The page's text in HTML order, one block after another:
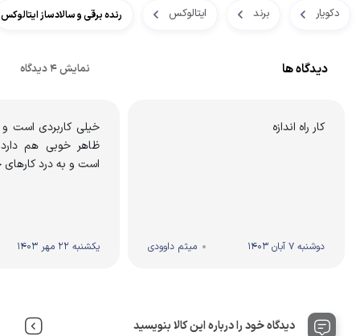
دکویار برند ایتالوکس رنده برقی و سالادساز ایتالوکس
دیدگاه ها نمایش 4 دیدگاه
کار راه اندازه
دوشنبه 7 آبان 1403 میثم داوودی
خیلی کاربردی است
ظاهر خوبی هم
است و به درد
یکشنبه 22 مهر 1403
دیدگاه خود را درباره این کالا بنویسید